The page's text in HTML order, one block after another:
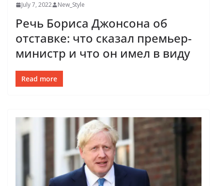
July 7, 2022 New_Style
Речь Бориса Джонсона об
отставке: что сказал премьер-
министр и что он имел в виду
Read more